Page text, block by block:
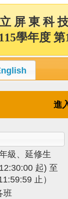
屏 東 科
115學年度 第
級、延修生
12:30:00 起) 至
止）
班